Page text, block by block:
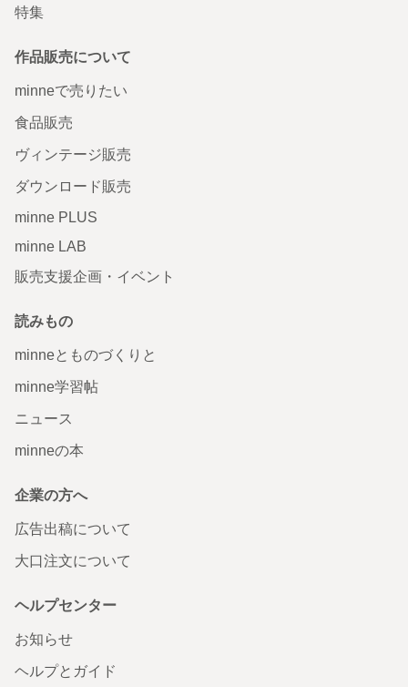
特集
作品販売について
minneで売りたい
食品販売
ヴィンテージ販売
ダウンロード販売
minne PLUS
minne LAB
販売支援企画・イベント
読みもの
minneとものづくりと
minne学習帖
ニュース
minneの本
企業の方へ
広告出稿について
大口注文について
ヘルプセンター
お知らせ
ヘルプとガイド